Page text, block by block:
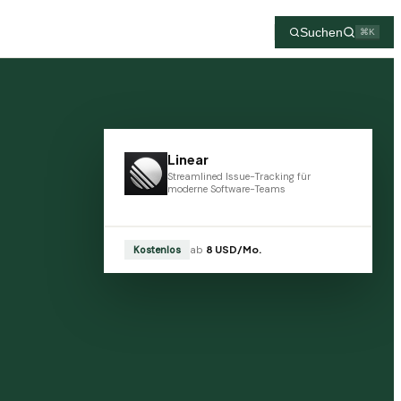
Suchen ⌘K
Linear
Streamlined Issue-Tracking für
moderne Software-Teams
Kostenlos ab 8 USD/Mo.